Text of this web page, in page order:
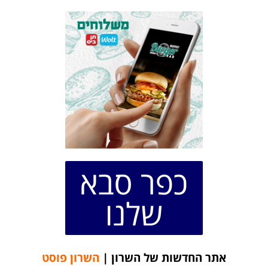
כפר סבא
שלנו
אתר החדשות של השרון | השרון פוסט